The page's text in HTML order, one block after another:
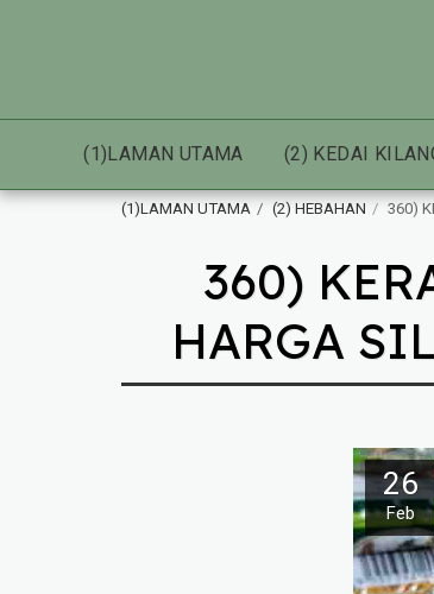
(1)LAMAN UTAMA (2) KEDAI
(1)LAMAN UTAMA (2) HEBAHAN 360)
360)
HARGA
26
Feb